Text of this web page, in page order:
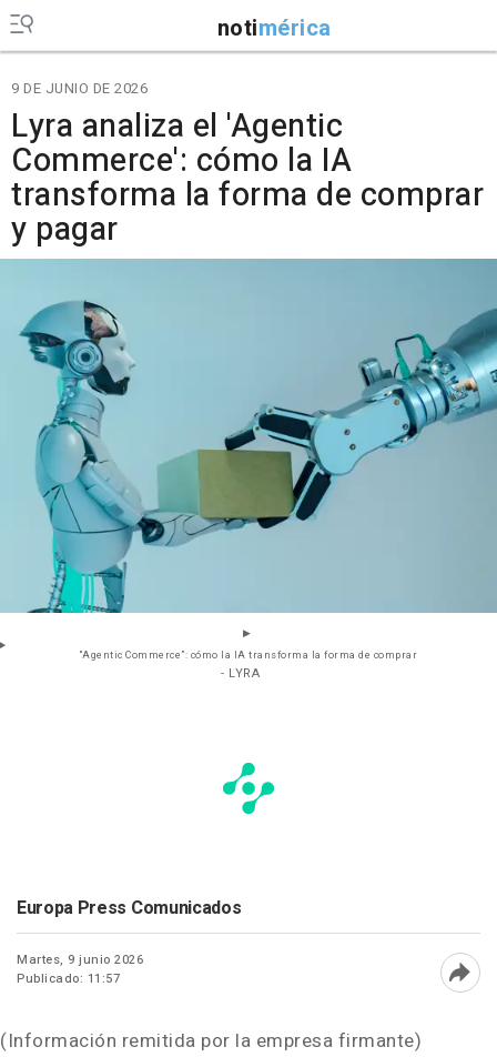
notimérica
9 DE JUNIO DE 2026
Lyra analiza el 'Agentic
Commerce': cómo la IA
transforma la forma de comprar
y pagar
"Agentic Commerce”: cómo la IA transforma la forma de comprar
- LYRA
Europa Press Comunicados
Martes, 9 junio 2026
Publicado: 11:57
(Información remitida por la empresa firmante)